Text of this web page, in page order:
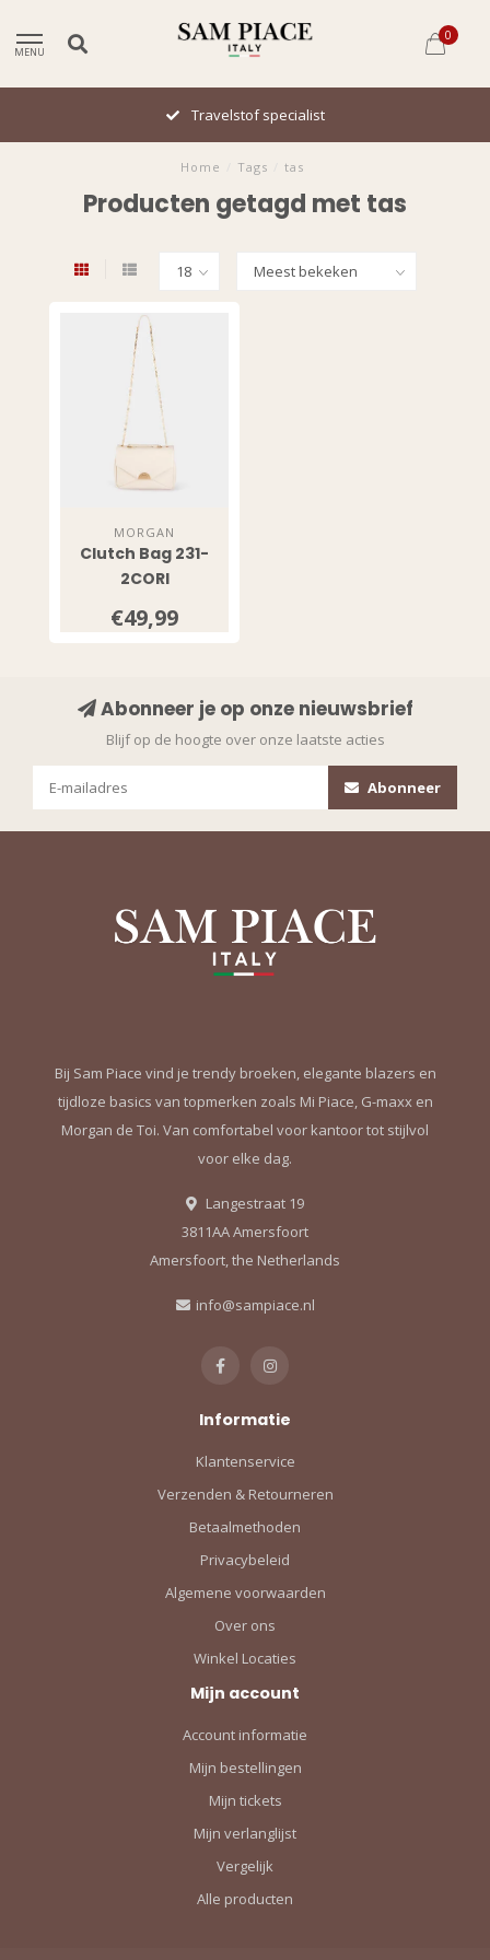
MENU
0
Travelstof specialist
Home Tags tas
Producten getagd met tas
MORGAN
Clutch Bag 231-
2CORI
€49,99
Abonneer je op onze nieuwsbrief
Blijf op de hoogte over onze laatste acties
Abonneer
Bij Sam Piace vind je trendy broeken, elegante blazers en
tijdloze basics van topmerken zoals Mi Piace, G-maxx en
Morgan de Toi. Van comfortabel voor kantoor tot stijlvol
voor elke dag.
Langestraat 19
3811AA Amersfoort
Amersfoort, the Netherlands
info@sampiace.nl
Informatie
Klantenservice
Verzenden & Retourneren
Betaalmethoden
Privacybeleid
Algemene voorwaarden
Over ons
Winkel Locaties
Mijn account
Account informatie
Mijn bestellingen
Mijn tickets
Mijn verlanglijst
Vergelijk
Alle producten